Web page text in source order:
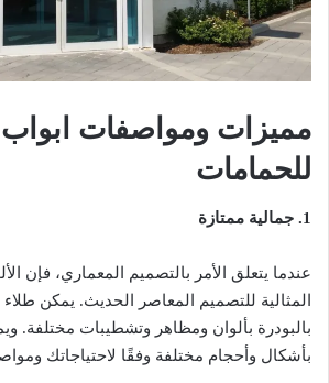
مميزات ومواصفات ابواب
للحمامات
1. جمالية ممتازة
عندما يتعلق الأمر بالتصميم المعماري، فإن
المثالية للتصميم المعاصر الحديث. يمكن طلاء
بالبودرة بألوان ومظاهر وتشطيبات مختلفة.
بأشكال وأحجام مختلفة وفقًا لاحتياجاتك